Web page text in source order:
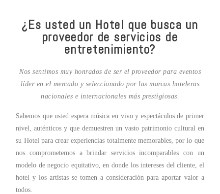
¿Es usted un Hotel que busca un
proveedor de servicios de
entretenimiento?
Nos sentimos muy honrados de ser el proveedor para eventos
líder en el mercado y seleccionado por las marcas hoteleras
nacionales e internacionales más prestigiosas.
Sabemos que usted espera música en vivo y espectáculos de primer
nivel, auténticos y que demuestren un vasto patrimonio cultural en
su Hotel para crear experiencias totalmente memorables, por lo que
nos comprometemos a brindar servicios incomparables con un
modelo de negocio equitativo, en donde los intereses del cliente, el
hotel y los artistas se tomen a consideración para aportar valor a
todos.